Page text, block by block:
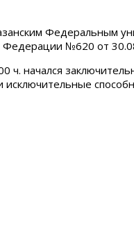
Федеральным
Федерации №620 от
ч. начался